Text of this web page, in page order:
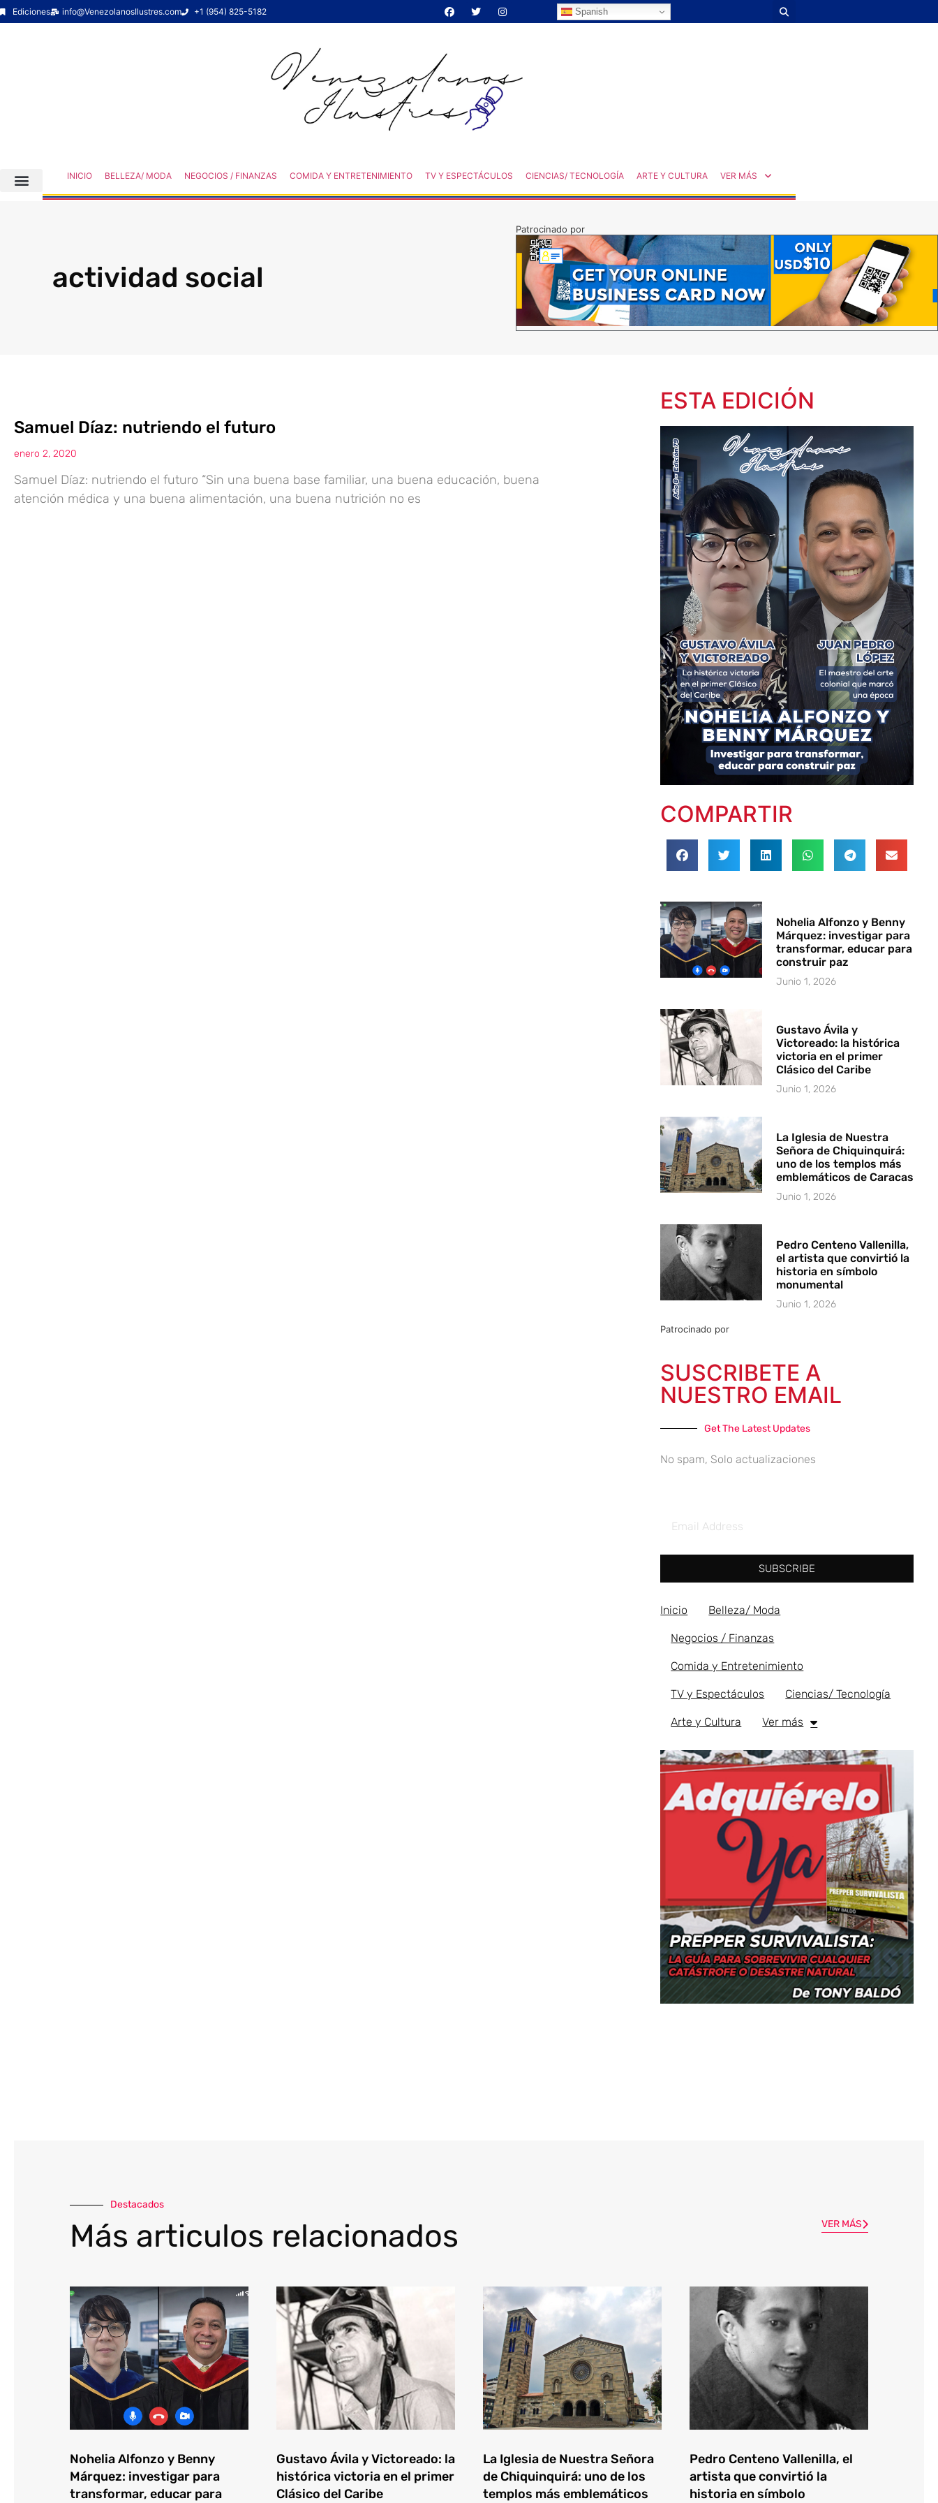
Ediciones info@VenezolanosIlustres.com +1 (954) 825-5182 Spanish
INICIO BELLEZA/ MODA NEGOCIOS / FINANZAS COMIDA Y ENTRETENIMIENTO TV Y ESPECTÁCULOS CIENCIAS/ TECNOLOGÍA ARTE Y CULTURA VER MÁS
actividad social
Patrocinado por
Samuel Díaz: nutriendo el futuro
enero 2, 2020
Samuel Díaz: nutriendo el futuro “Sin una buena base familiar, una buena educación, buena
atención médica y una buena alimentación, una buena nutrición no es
ESTA EDICIÓN
COMPARTIR
Nohelia Alfonzo y Benny
Márquez: investigar para
transformar, educar para
construir paz
Junio 1, 2026
Gustavo Ávila y
Victoreado: la histórica
victoria en el primer
Clásico del Caribe
Junio 1, 2026
La Iglesia de Nuestra
Señora de Chiquinquirá:
uno de los templos más
emblemáticos de Caracas
Junio 1, 2026
Pedro Centeno Vallenilla,
el artista que convirtió la
historia en símbolo
monumental
Junio 1, 2026
Patrocinado por
SUSCRIBETE A
NUESTRO EMAIL
Get The Latest Updates
No spam, Solo actualizaciones
SUBSCRIBE
Inicio Belleza/ Moda
Negocios / Finanzas
Comida y Entretenimiento
TV y Espectáculos Ciencias/ Tecnología
Arte y Cultura Ver más
Destacados
Más articulos relacionados VER MÁS
Nohelia Alfonzo y Benny
Márquez: investigar para
transformar, educar para
Gustavo Ávila y Victoreado: la
histórica victoria en el primer
Clásico del Caribe
La Iglesia de Nuestra Señora
de Chiquinquirá: uno de los
templos más emblemáticos
Pedro Centeno Vallenilla, el
artista que convirtió la
historia en símbolo